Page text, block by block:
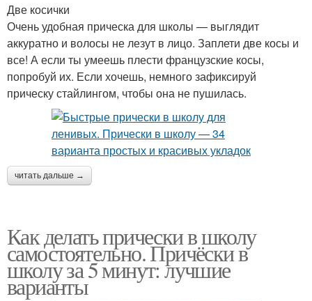
Две косички
Очень удобная прическа для школы — выглядит
аккуратно и волосы не лезут в лицо. Заплети две косы и
все! А если ты умеешь плести французские косы,
попробуй их. Если хочешь, немного зафиксируй
прическу стайлингом, чтобы она не пушилась.
читать дальше →
Как делать прически в школу
самостоятельно. Причёски в
школу за 5 минут: лучшие
варианты